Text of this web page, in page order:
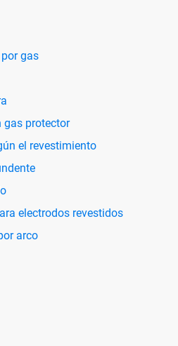
gas
gas protector
el revestimiento
electrodos revestidos
arco